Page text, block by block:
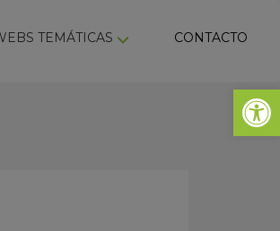
Abrir
TEMÁTICAS CONTACTO